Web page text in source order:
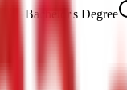
Bachelor's Degree